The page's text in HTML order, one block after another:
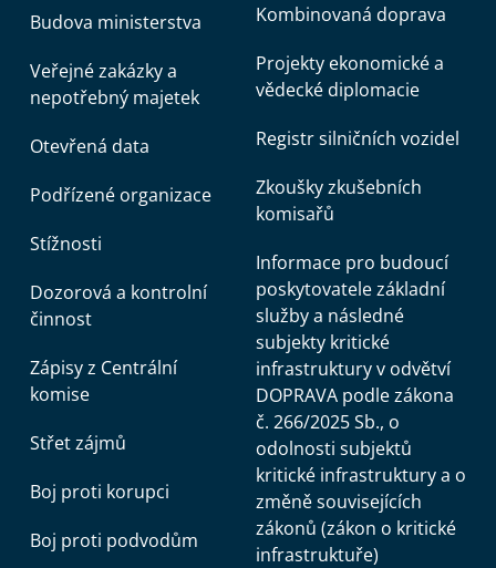
Budova ministerstva
Veřejné zakázky a
nepotřebný majetek
Otevřená data
Podřízené organizace
Stížnosti
Dozorová a kontrolní
činnost
Zápisy z Centrální
komise
Střet zájmů
Boj proti korupci
Boj proti podvodům
Kombinovaná doprava
Projekty ekonomické a
vědecké diplomacie
Registr silničních vozidel
Zkoušky zkušebních
komisařů
Informace pro budoucí
poskytovatele základní
služby a následné
subjekty kritické
infrastruktury v odvětví
DOPRAVA podle zákona
č. 266/2025 Sb., o
odolnosti subjektů
kritické infrastruktury a o
změně souvisejících
zákonů (zákon o kritické
infrastruktuře)